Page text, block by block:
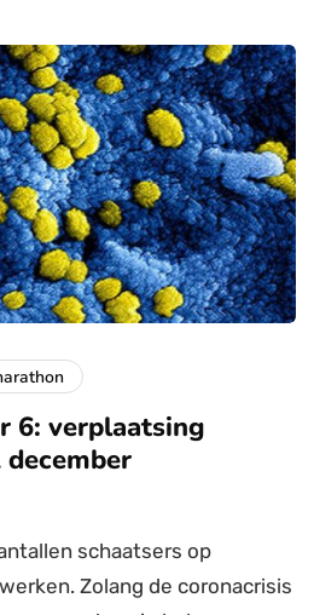
6: verplaatsing
schaatsers op
Zolang de coronacrisis